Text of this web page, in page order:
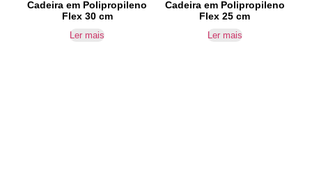
Cadeira em Polipropileno
Flex 30 cm
Ler mais
Cadeira em Polipropileno
Flex 25 cm
Ler mais